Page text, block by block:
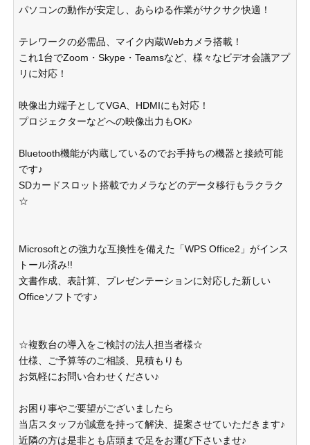
パソコンの動作が安定し、あらゆる作業がサクサク快適！
テレワークの必需品、マイク内蔵Webカメラ搭載！
これ1台でZoom・Skype・Teamsなど、様々なビデオ会議アプ
リに対応！
映像出力端子としてVGA、HDMIにも対応！
プロジェクターなどへの映像出力もOK♪
Bluetooth機能が内蔵しているのでお手持ちの機器と接続可能
です♪
SDカードスロット搭載でカメラなどのデータ移行もラクラク
☆
Microsoftとの強力な互換性を備えた「WPS Office2」がインス
トール済み!!
文書作成、表計算、プレゼンテーションに対応した新しい
Officeソフトです♪
☆複数台の導入をご検討の法人担当者様☆
仕様、ご予算等のご相談、見積もりも
お気軽にお問い合わせください♪
お困り事やご要望がございましたら
当店スタッフが誠意を持って解決、提案させていただきます♪
近隣の方は是非とも店頭まで足をお運び下さいませ♪